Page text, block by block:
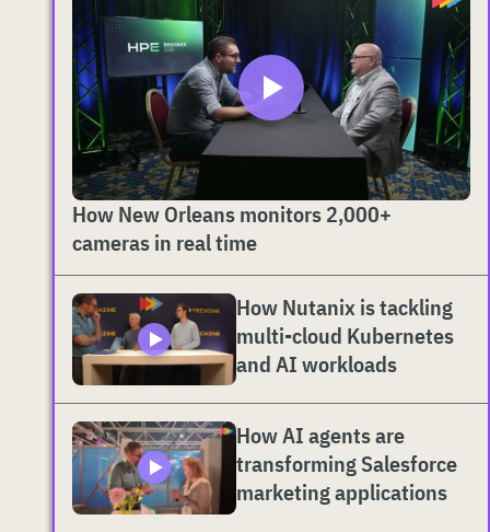
How New Orleans monitors 2,000+
cameras in real time
How Nutanix is tackling
multi-cloud Kubernetes
and AI workloads
How AI agents are
transforming Salesforce
marketing applications